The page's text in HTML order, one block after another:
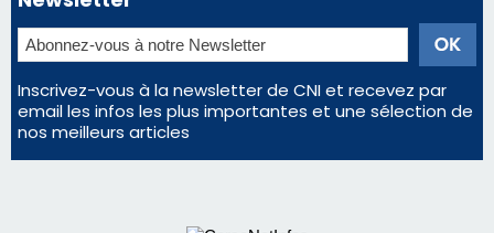
Régie publicitaire
Mentions légales
Nous contacter